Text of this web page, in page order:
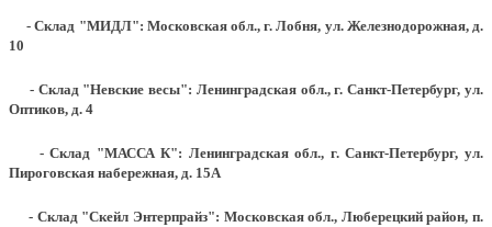
- Склад "МИДЛ": Московская обл., г. Лобня, ул. Железнодорожная, д.
10
- Склад "Невские весы": Ленинградская обл., г. Санкт-Петербург, ул.
Оптиков, д. 4
- Склад "МАССА К": Ленинградская обл., г. Санкт-Петербург, ул.
Пироговская набережная, д. 15А
- Склад "Скейл Энтерпрайз": Московская обл., Люберецкий район, п.